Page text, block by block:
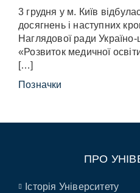
3 грудня у м. Київ
досягнень і наступних
Наглядової ради
«Розвиток медичної
[…]
Позначки
ПРО
Історія Університету